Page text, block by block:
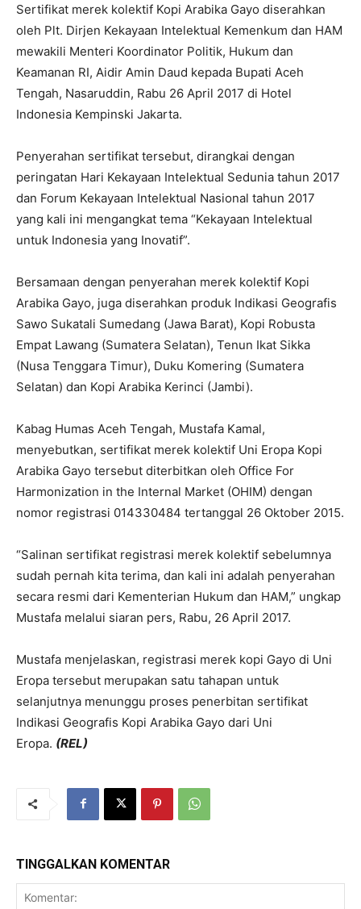
Sertifikat merek kolektif Kopi Arabika Gayo diserahkan
oleh Plt. Dirjen Kekayaan Intelektual Kemenkum dan HAM
mewakili Menteri Koordinator Politik, Hukum dan
Keamanan RI, Aidir Amin Daud kepada Bupati Aceh
Tengah, Nasaruddin, Rabu 26 April 2017 di Hotel
Indonesia Kempinski Jakarta.
Penyerahan sertifikat tersebut, dirangkai dengan
peringatan Hari Kekayaan Intelektual Sedunia tahun 2017
dan Forum Kekayaan Intelektual Nasional tahun 2017
yang kali ini mengangkat tema “Kekayaan Intelektual
untuk Indonesia yang Inovatif”.
Bersamaan dengan penyerahan merek kolektif Kopi
Arabika Gayo, juga diserahkan produk Indikasi Geografis
Sawo Sukatali Sumedang (Jawa Barat), Kopi Robusta
Empat Lawang (Sumatera Selatan), Tenun Ikat Sikka
(Nusa Tenggara Timur), Duku Komering (Sumatera
Selatan) dan Kopi Arabika Kerinci (Jambi).
Kabag Humas Aceh Tengah, Mustafa Kamal,
menyebutkan, sertifikat merek kolektif Uni Eropa Kopi
Arabika Gayo tersebut diterbitkan oleh Office For
Harmonization in the Internal Market (OHIM) dengan
nomor registrasi 014330484 tertanggal 26 Oktober 2015.
“Salinan sertifikat registrasi merek kolektif sebelumnya
sudah pernah kita terima, dan kali ini adalah penyerahan
secara resmi dari Kementerian Hukum dan HAM,” ungkap
Mustafa melalui siaran pers, Rabu, 26 April 2017.
Mustafa menjelaskan, registrasi merek kopi Gayo di Uni
Eropa tersebut merupakan satu tahapan untuk
selanjutnya menunggu proses penerbitan sertifikat
Indikasi Geografis Kopi Arabika Gayo dari Uni
Eropa. (REL)
TINGGALKAN KOMENTAR